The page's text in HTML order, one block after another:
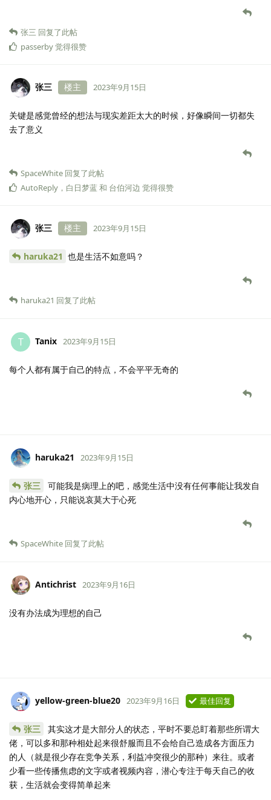
张三 回复了此帖
passerby觉得很赞
张三 楼主 2023年9月15日
关键是感觉曾经的想法与现实差距太大的时候，好像瞬间一切都失
去了意义
SpaceWhite 回复了此帖
AutoReply ， 白日梦蓝和 台伯河边 觉得很赞
张三 楼主 2023年9月15日
haruka21 也是生活不如意吗？
haruka21 回复了此帖
T Tanix 2023年9月15日
每个人都有属于自己的特点，不会平平无奇的
haruka21 2023年9月15日
张三
可能我是病理上的吧，感觉生活中没有任何事能让我发自
内心地开心，只能说哀莫大于心死
SpaceWhite 回复了此帖
Antichrist 2023年9月16日
没有办法成为理想的自己
yellow-green-blue20 2023年9月16日 最佳回复
张三
其实这才是大部分人的状态，平时不要总盯着那些所谓大
佬，可以多和那种相处起来很舒服而且不会给自己造成各方面压力
的人（就是很少存在竞争关系，利益冲突很少的那种）来往。或者
少看一些传播焦虑的文字或者视频内容，潜心专注于每天自己的收
获，生活就会变得简单起来